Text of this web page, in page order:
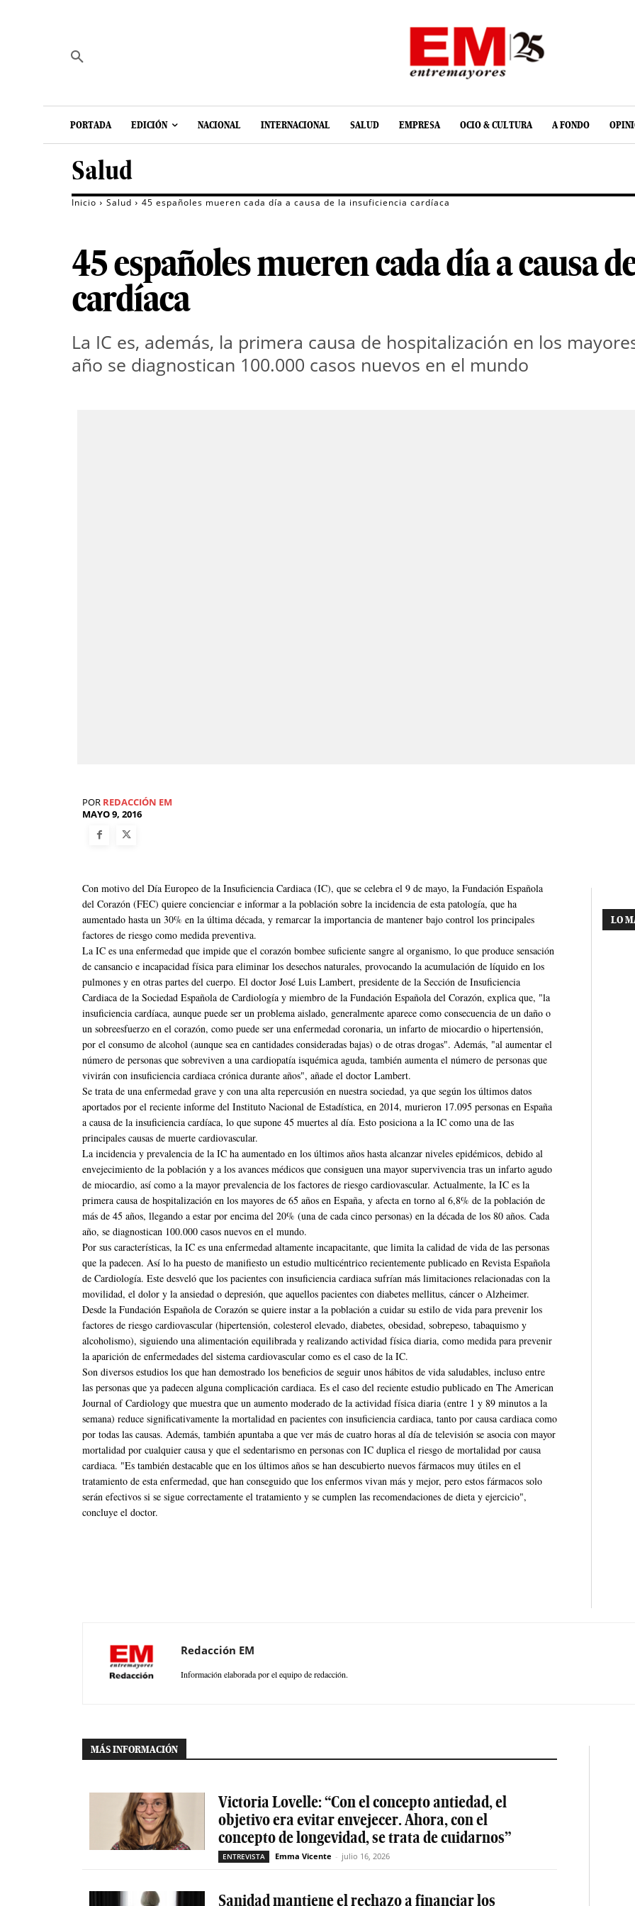
PORTADA EDICIÓN NACIONAL INTERNACIONAL SALUD EMPRESA OCIO & CULTURA A FONDO
Salud
Inicio Salud 45 españoles mueren cada día a causa de la insuficiencia cardíaca
45 españoles mueren cada día a causa
cardíaca
La IC es, además, la primera causa de hospitalización en los
año se diagnostican 100.000 casos nuevos en el mundo
POR REDACCIÓN EM
MAYO 9, 2016
Con motivo del Día Europeo de la Insuficiencia Cardiaca (IC), que se celebra el 9 de mayo, la Fundación Española
del Corazón (FEC) quiere concienciar e informar a la población sobre la incidencia de esta patología, que ha
aumentado hasta un 30% en la última década, y remarcar la importancia de mantener bajo control los principales
factores de riesgo como medida preventiva.
La IC es una enfermedad que impide que el corazón bombee suficiente sangre al organismo, lo que produce sensación
de cansancio e incapacidad física para eliminar los desechos naturales, provocando la acumulación de líquido en los
pulmones y en otras partes del cuerpo. El doctor José Luis Lambert, presidente de la Sección de Insuficiencia
Cardiaca de la Sociedad Española de Cardiología y miembro de la Fundación Española del Corazón, explica que, "la
insuficiencia cardíaca, aunque puede ser un problema aislado, generalmente aparece como consecuencia de un daño o
un sobreesfuerzo en el corazón, como puede ser una enfermedad coronaria, un infarto de miocardio o hipertensión,
por el consumo de alcohol (aunque sea en cantidades consideradas bajas) o de otras drogas". Además, "al aumentar el
número de personas que sobreviven a una cardiopatía isquémica aguda, también aumenta el número de personas que
vivirán con insuficiencia cardiaca crónica durante años", añade el doctor Lambert.
Se trata de una enfermedad grave y con una alta repercusión en nuestra sociedad, ya que según los últimos datos
aportados por el reciente informe del Instituto Nacional de Estadística, en 2014, murieron 17.095 personas en España
a causa de la insuficiencia cardíaca, lo que supone 45 muertes al día. Esto posiciona a la IC como una de las
principales causas de muerte cardiovascular.
La incidencia y prevalencia de la IC ha aumentado en los últimos años hasta alcanzar niveles epidémicos, debido al
envejecimiento de la población y a los avances médicos que consiguen una mayor supervivencia tras un infarto agudo
de miocardio, así como a la mayor prevalencia de los factores de riesgo cardiovascular. Actualmente, la IC es la
primera causa de hospitalización en los mayores de 65 años en España, y afecta en torno al 6,8% de la población de
más de 45 años, llegando a estar por encima del 20% (una de cada cinco personas) en la década de los 80 años. Cada
año, se diagnostican 100.000 casos nuevos en el mundo.
Por sus características, la IC es una enfermedad altamente incapacitante, que limita la calidad de vida de las personas
que la padecen. Así lo ha puesto de manifiesto un estudio multicéntrico recientemente publicado en Revista Española
de Cardiología. Este desveló que los pacientes con insuficiencia cardiaca sufrían más limitaciones relacionadas con la
movilidad, el dolor y la ansiedad o depresión, que aquellos pacientes con diabetes mellitus, cáncer o Alzheimer.
Desde la Fundación Española de Corazón se quiere instar a la población a cuidar su estilo de vida para prevenir los
factores de riesgo cardiovascular (hipertensión, colesterol elevado, diabetes, obesidad, sobrepeso, tabaquismo y
alcoholismo), siguiendo una alimentación equilibrada y realizando actividad física diaria, como medida para prevenir
la aparición de enfermedades del sistema cardiovascular como es el caso de la IC.
Son diversos estudios los que han demostrado los beneficios de seguir unos hábitos de vida saludables, incluso entre
las personas que ya padecen alguna complicación cardiaca. Es el caso del reciente estudio publicado en The American
Journal of Cardiology que muestra que un aumento moderado de la actividad física diaria (entre 1 y 89 minutos a la
semana) reduce significativamente la mortalidad en pacientes con insuficiencia cardiaca, tanto por causa cardiaca como
por todas las causas. Además, también apuntaba a que ver más de cuatro horas al día de televisión se asocia con mayor
mortalidad por cualquier causa y que el sedentarismo en personas con IC duplica el riesgo de mortalidad por causa
cardiaca. "Es también destacable que en los últimos años se han descubierto nuevos fármacos muy útiles en el
tratamiento de esta enfermedad, que han conseguido que los enfermos vivan más y mejor, pero estos fármacos solo
serán efectivos si se sigue correctamente el tratamiento y se cumplen las recomendaciones de dieta y ejercicio",
concluye el doctor.
LO
Redacción EM
Información elaborada por el equipo de redacción.
MÁS INFORMACIÓN
Victoria Lovelle: “Con el concepto antiedad, el
objetivo era evitar envejecer. Ahora, con el
concepto de longevidad, se trata de cuidarnos”
ENTREVISTA Emma Vicente - julio 16, 2026
Sanidad mantiene el rechazo a financiar los